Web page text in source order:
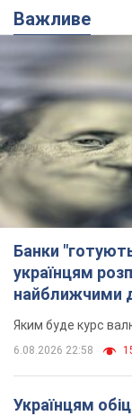
Важливе
Банки
українцям
найближчими
Яким буде курс
6.08.2026 22:58
Українцям